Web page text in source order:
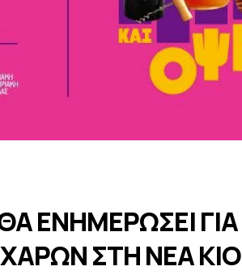
ΕΝΗΜΕΡΩΣΕΙ ΓΙΑ
ΣΤΗ ΝΕΑ ΚΙΟ